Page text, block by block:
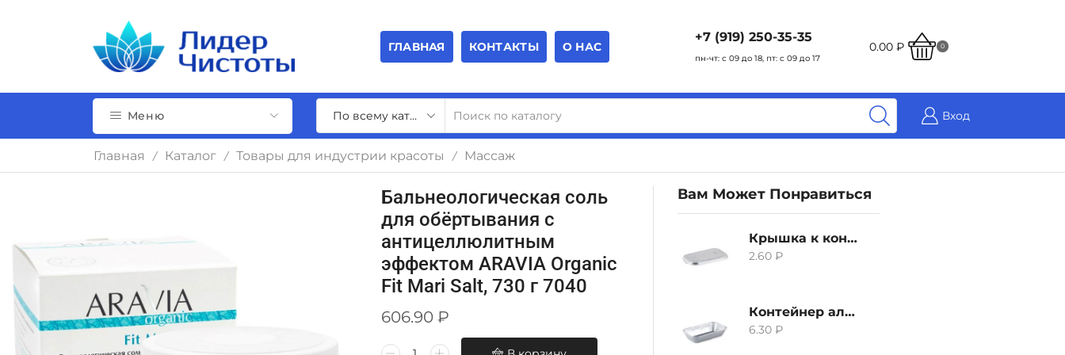
ГЛАВНАЯ КОНТАКТЫ О НАС
+7 (919) 250-35-35
пн-чт: с 09 до 18, пт: с 09 до 17
0.00 ₽ 0
Меню Вход
Главная / Каталог / Товары для индустрии красоты / Массаж
Бальнеологическая соль
для обёртывания с
антицеллюлитным
эффектом ARAVIA Organic
Fit Mari Salt, 730 г 7040
606.90 ₽
Вам Может Понравиться
Крышка к контейнеру алюминиевого 380мл
2.60₽
Контейнер алюминиевый 380мл
6.30₽